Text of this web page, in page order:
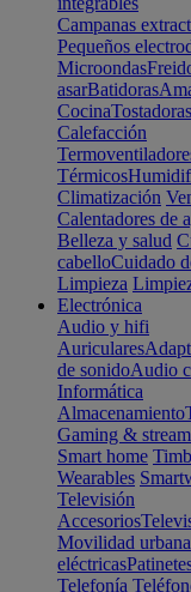
Campanas
Pequeños
Microondas
asarBatidoras
CocinaTostadoras
Calefacción
Térmicos
Climatización
Calentadores de
Belleza y salud
cabelloCuidado
Limpieza
Electrónica
Audio y hifi
Auriculares
de sonidoAudio
Informática
Almacenamiento
Gaming &
Smart home
Wearables
Televisión
Accesorios
Movilidad urbana
eléctricas
Telefonía